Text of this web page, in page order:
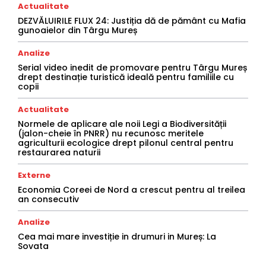
Actualitate
DEZVĂLUIRILE FLUX 24: Justiția dă de pământ cu Mafia
gunoaielor din Târgu Mureș
Analize
Serial video inedit de promovare pentru Târgu Mureș
drept destinație turistică ideală pentru familiile cu
copii
Actualitate
Normele de aplicare ale noii Legi a Biodiversității
(jalon-cheie în PNRR) nu recunosc meritele
agriculturii ecologice drept pilonul central pentru
restaurarea naturii
Externe
Economia Coreei de Nord a crescut pentru al treilea
an consecutiv
Analize
Cea mai mare investiție in drumuri in Mureș: La
Sovata